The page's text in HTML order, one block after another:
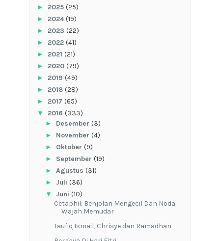
► 2025 (25)
► 2024(19)
► 2023 (22)
► 2022 (41)
► 2021 (21)
► 2020 (79)
► 2019 (49)
► 2018 (28)
► 2017 (65)
▼ 2016 (333)
► Desember (3)
► November (4)
► Oktober (9)
► September (19)
► Agustus (31)
► Juli (36)
▼ Juni (10)
Cetaphil: Benjolan Mengecil Dan Noda
Wajah Memudar
Taufiq Ismail, Chrisye dan Ramadhan